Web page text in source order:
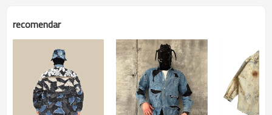
recomendar